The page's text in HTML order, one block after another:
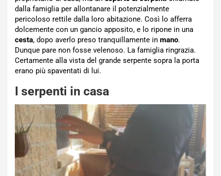
dalla famiglia per allontanare il potenzialmente
pericoloso rettile dalla loro abitazione. Così lo afferra
dolcemente con un gancio apposito, e lo ripone in una
cesta, dopo averlo preso tranquillamente in mano.
Dunque pare non fosse velenoso. La famiglia ringrazia.
Certamente alla vista del grande serpente sopra la porta
erano più spaventati di lui.
I serpenti in casa